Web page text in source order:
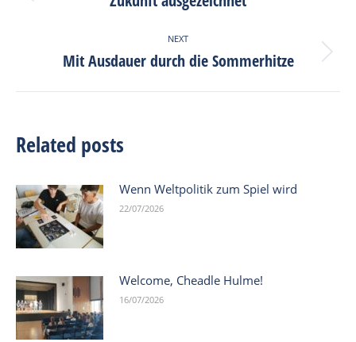
post:
NEXT
Next
Mit Ausdauer durch die Sommerhitze
Related posts
Wenn Weltpolitik zum Spiel wird
22/07/2026
Welcome, Cheadle Hulme!
16/07/2026